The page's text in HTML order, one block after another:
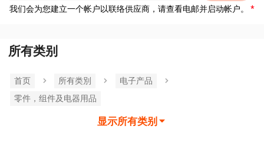
我们会为您建立一个帐户以联络供应商，请查看电邮并启动帐户。
所有类别
首页 所有类別
电子产品
零件，组件及电器用品
显示所有类别